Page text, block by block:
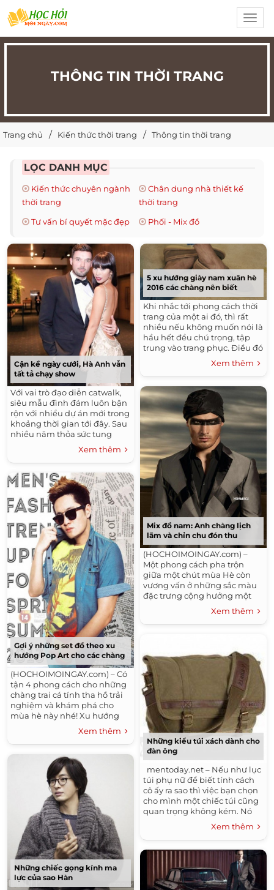
THÔNG TIN THỜI TRANG
Trang chủ Kiến thức thời trang Thông tin thời trang
LỌC DANH MỤC
Kiến thức chuyên ngành
thời trang
Chân dung nhà thiết kế
thời trang
Tư vấn bí quyết mặc đẹp
Phối - Mix đồ
Cận kề ngày cưới, Hà Anh vẫn
tất tả chạy show
Với vai trò đạo diễn catwalk,
siêu mẫu đình đám luôn bận
rộn với nhiểu dự án mới trong
khoảng thời gian tới đây. Sau
nhiều năm thỏa sức tung
hoành, Hà Anh đã tìm được
bến đỗ bình yên...
Xem thêm
Gợi ý những set đồ theo xu
hướng Pop Art cho các chàng
(HOCHOIMOINGAY.com) – Có
tận 4 phong cách cho những
chàng trai cá tính tha hồ trải
nghiệm và khám phá cho
mùa hè này nhé! Xu hướng
thời trang nam: Denim on
Denim Tên gọi khác là
“double denim”- có nghĩa là
“vải...
Xem thêm
Những chiếc gọng kính ma
lực của sao Hàn
5 xu hướng giày nam xuân hè
2016 các chàng nên biết
Khi nhắc tới phong cách thời
trang của một ai đó, thì rất
nhiều nếu không muốn nói là
hầu hết đều chú trọng, tập
trung vào trang phục. Điều đó
chúng tôi không phản đối,
nhưng, nếu bạn thực sự...
Xem thêm
Mix đồ nam: Anh chàng lịch
lãm và chỉn chu đón thu
(HOCHOIMOINGAY.com) –
Một phong cách pha trộn
giữa một chút mùa Hè còn
vương vấn ở những sắc màu
đặc trưng cộng hưởng một
chút ấp ám của mùa Đông
đang tới. Một anh chàng lịch
lãm và chỉn chu trông...
Xem thêm
Những kiểu túi xách dành cho
đàn ông
mentoday.net – Nếu như lục
túi phụ nữ để biết tính cách
cô ấy ra sao thì việc bạn chọn
cho mình một chiếc túi cũng
quan trọng không kém. Nó
thể hiện phong cách, cá tính
và nhất là sự sành điệu...
Xem thêm